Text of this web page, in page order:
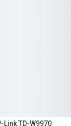
Link TD-W9970